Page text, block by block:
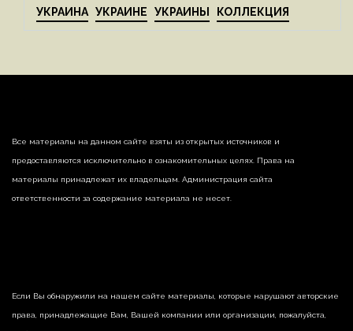
УКРАИНА УКРАИНЕ УКРАИНЫ КОЛЛЕКЦИЯ
Все материалы на данном сайте взяты из открытых источников и
предоставляются исключительно в ознакомительных целях. Права на
материалы принадлежат их владельцам. Администрация сайта
ответственности за содержание материала не несет.
Если Вы обнаружили на нашем сайте материалы, которые нарушают авторские
права, принадлежащие Вам, Вашей компании или организации, пожалуйста,